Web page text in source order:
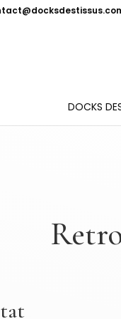
DOCKS